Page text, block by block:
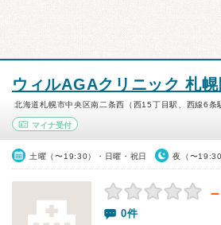
ウィルAGAクリニック 札
北海道札幌市中央区南二条西（西15丁目駅、西線6条
マイナ受付
土曜（〜19:30）・日曜・祝日 夜（〜19:30
－
0件